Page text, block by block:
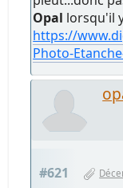
Opal lorsqu'il
https://
Photo-
#621